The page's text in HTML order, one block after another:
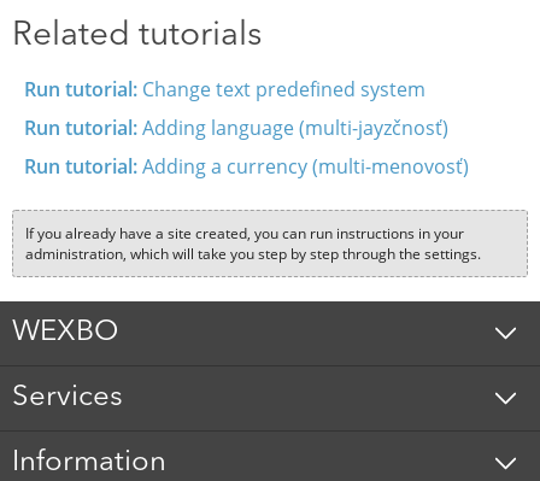
Related tutorials
Run tutorial: Change text predefined system
Run tutorial:Adding language (multi-jayzčnosť)
Run tutorial:Adding a currency (multi-menovosť)
If you already have a site created, you can run instructions in your
administration, which will take you step by step through the settings.
WEXBO
Services
Information